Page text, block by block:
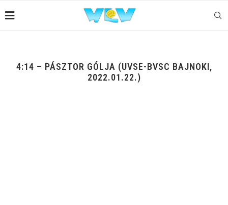
4:14 – PÁSZTOR GÓLJA (UVSE-BVSC BAJNOKI,
2022.01.22.)